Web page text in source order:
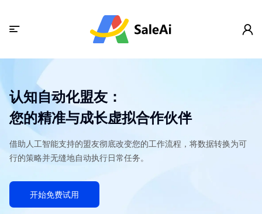
认知自动化盟友：
您的精准与成长虚拟合作伙伴
借助人工智能支持的盟友彻底改变您的工作流程，将数据转换为可
行的策略并无缝地自动执行日常任务。
开始免费试用